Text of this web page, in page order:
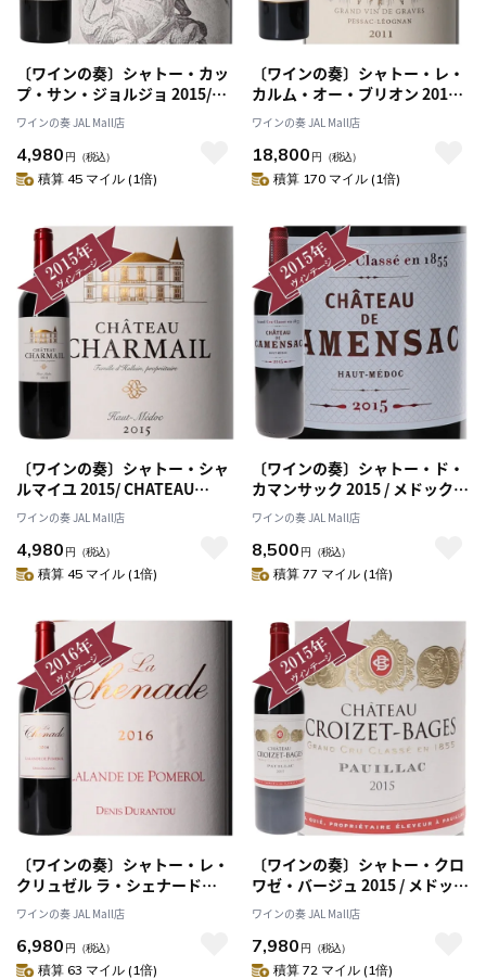
〔ワインの奏〕シャトー・カッ
プ・サン・ジョルジョ 2015/
CHATEAU CAP ST GEORGE
2015
ワインの奏 JAL Mall店
4,980 円 （税込）
積算 45 マイル (1倍)
〔ワインの奏〕シャトー・レ・
カルム・オー・ブリオン 2011/
CHATEAU LES CARMES HAUT
BRION 2011
ワインの奏 JAL Mall店
18,800 円 （税込）
積算 170 マイル (1倍)
〔ワインの奏〕シャトー・シャ
ルマイユ 2015/ CHATEAU
CHARMAIL 2015
ワインの奏 JAL Mall店
4,980 円 （税込）
積算 45 マイル (1倍)
〔ワインの奏〕シャトー・ド・
カマンサック 2015 / メドック格
付け第５級 CINQUIEMES
Grands Crus
ワインの奏 JAL Mall店
8,500 円 （税込）
積算 77 マイル (1倍)
〔ワインの奏〕シャトー・レ・
クリュゼル ラ・シェナード
2016 / CHATEAU Les
Cruzelles LA CHENADE 2016
ワインの奏 JAL Mall店
6,980 円 （税込）
積算 63 マイル (1倍)
〔ワインの奏〕シャトー・クロ
ワゼ・バージュ 2015 / メドック
格付け第５級 CINQUIEMES
Grands Crus
ワインの奏 JAL Mall店
7,980 円 （税込）
積算 72 マイル (1倍)